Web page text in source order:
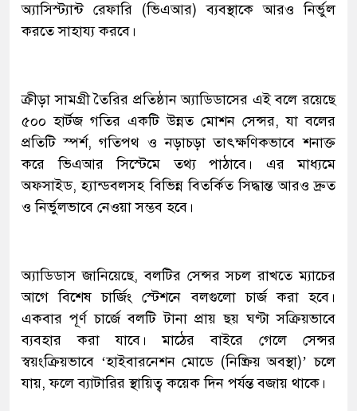
অ্যাসিস্ট্যান্ট রেফারি (ভিএআর) ব্যবস্থাকে আরও নির্ভুল
করতে সাহায্য করবে।
ক্রীড়া সামগ্রী তৈরির প্রতিষ্ঠান অ্যাডিডাসের এই বলে রয়েছে
৫০০ হার্টজ গতির একটি উন্নত মোশন সেন্সর, যা বলের
প্রতিটি স্পর্শ, গতিপথ ও নড়াচড়া তাৎক্ষণিকভাবে শনাক্ত
করে ভিএআর সিস্টেমে তথ্য পাঠাবে। এর মাধ্যমে
অফসাইড, হ্যান্ডবলসহ বিভিন্ন বিতর্কিত সিদ্ধান্ত আরও দ্রুত
ও নির্ভুলভাবে নেওয়া সম্ভব হবে।
অ্যাডিডাস জানিয়েছে, বলটির সেন্সর সচল রাখতে ম্যাচের
আগে বিশেষ চার্জিং স্টেশনে বলগুলো চার্জ করা হবে।
একবার পূর্ণ চার্জে বলটি টানা প্রায় ছয় ঘণ্টা সক্রিয়ভাবে
ব্যবহার করা যাবে। মাঠের বাইরে গেলে সেন্সর
স্বয়ংক্রিয়ভাবে ‘হাইবারনেশন মোডে (নিষ্ক্রিয় অবস্থা)’ চলে
যায়, ফলে ব্যাটারির স্থায়িত্ব কয়েক দিন পর্যন্ত বজায় থাকে।